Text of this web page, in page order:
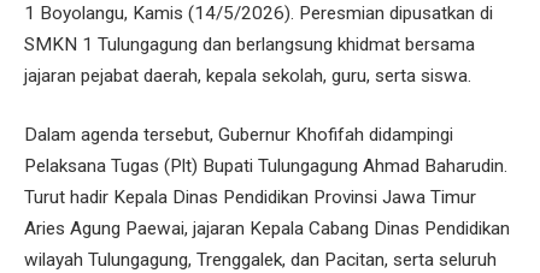
1 Boyolangu, Kamis (14/5/2026). Peresmian dipusatkan di
SMKN 1 Tulungagung dan berlangsung khidmat bersama
jajaran pejabat daerah, kepala sekolah, guru, serta siswa.
Dalam agenda tersebut, Gubernur Khofifah didampingi
Pelaksana Tugas (Plt) Bupati Tulungagung Ahmad Baharudin.
Turut hadir Kepala Dinas Pendidikan Provinsi Jawa Timur
Aries Agung Paewai, jajaran Kepala Cabang Dinas Pendidikan
wilayah Tulungagung, Trenggalek, dan Pacitan, serta seluruh